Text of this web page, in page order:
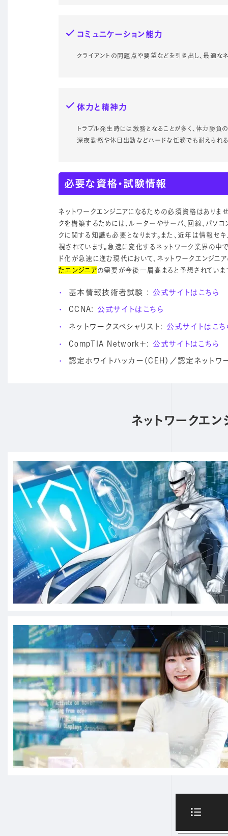
コミュニケーション能力
クライアントの問題点や要望などを引き出し、最適
体力と精神力
トラブル発生時には激務となることが多く、体力勝
深夜勤務や休日出勤などハードな任務でも耐えられ
必要な資格・試験情報
ネットワークエンジニアになるための必須資格はありま
クを構築するためには、ルーターやサーバ、回線、パソ
クに関する知識も必要となります。また、近年は情報
視されています。急速に変化するネットワーク業界の中
ド化が急速に進む現代において、ネットワークエンジニ
たエンジニアの需要が今後一層高まると予想されていま
基本情報技術者試験 : 公式サイトはこちら
CCNA: 公式サイトはこちら
ネットワークスペシャリスト: 公式サイトはこち
CompTIA Network＋: 公式サイトはこちら
認定ホワイトハッカー（CEH）／認定ネットワ
ネットワークエ